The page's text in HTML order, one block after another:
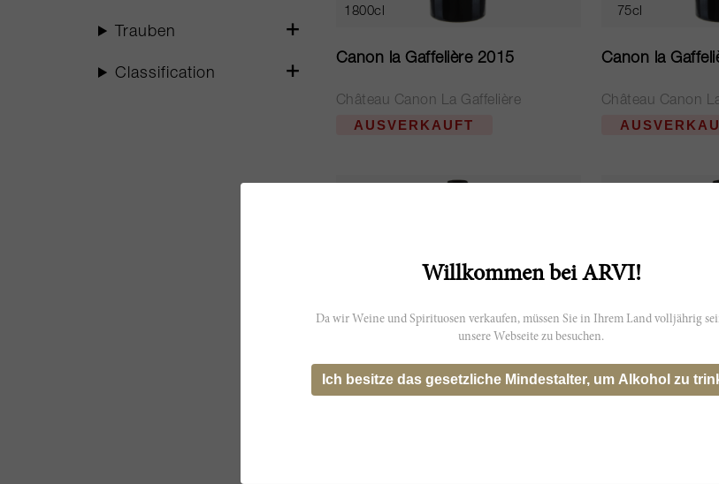
1800cl
Canon la Gaffelière 2015
Château Canon La Gaffelière
AUSVERKAUFT
75cl
Canon la
Château Canon
Trauben
Classification
Willkommen bei ARVI!
Da wir Weine und Spirituosen verkaufen, müssen Sie in Ihrem Land volljährig
unsere Webseite zu besuchen.
Ich besitze das gesetzliche Mindestalter, um Alkohol zu